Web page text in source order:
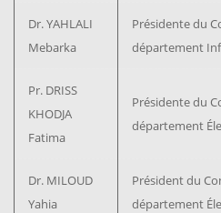
Dr. YAHLALI
Mebarka
Présidente du
département
Pr. DRISS
KHODJA
Fatima
Présidente du
département
Dr. MILOUD
Yahia
Président du
département